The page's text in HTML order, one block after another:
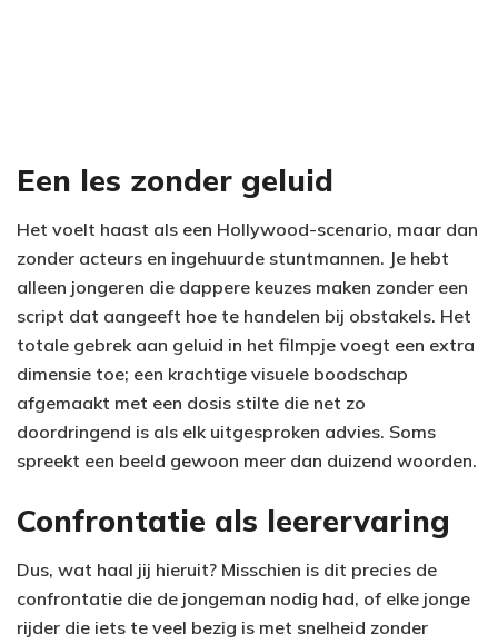
Een les zonder geluid
Het voelt haast als een Hollywood-scenario, maar dan
zonder acteurs en ingehuurde stuntmannen. Je hebt
alleen jongeren die dappere keuzes maken zonder een
script dat aangeeft hoe te handelen bij obstakels. Het
totale gebrek aan geluid in het filmpje voegt een extra
dimensie toe; een krachtige visuele boodschap
afgemaakt met een dosis stilte die net zo
doordringend is als elk uitgesproken advies. Soms
spreekt een beeld gewoon meer dan duizend woorden.
Confrontatie als leerervaring
Dus, wat haal jij hieruit? Misschien is dit precies de
confrontatie die de jongeman nodig had, of elke jonge
rijder die iets te veel bezig is met snelheid zonder